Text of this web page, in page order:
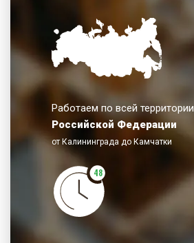
Работаем по всей территории
Российской Федерации
от Калининграда до Камчатки
48